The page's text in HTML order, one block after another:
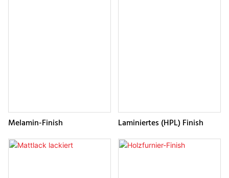
Melamin-Finish Laminiertes (HPL) Finish